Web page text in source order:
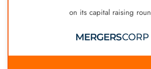
on its capital raising